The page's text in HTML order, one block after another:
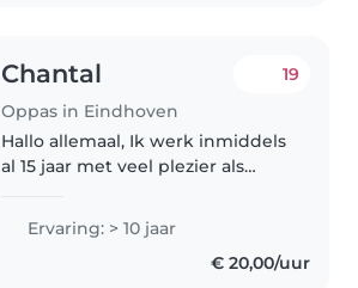
Chantal
Oppas in Eindhoven
19
Hallo allemaal, Ik werk inmiddels
al 15 jaar met veel plezier als
14 jaar. Ik vind het heerlijk om
leuke dingen met de kinderen..
Ervaring: > 10 jaar
€ 20,00/uur